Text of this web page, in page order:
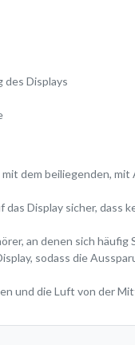
Displays
dem beiliegenden,
Display sicher,
an denen sich
sodass die
und die Luft von der